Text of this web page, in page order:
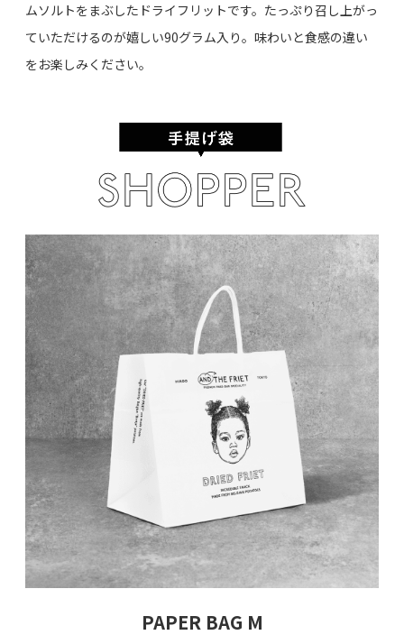
ムソルトをまぶしたドライフリットです。たっぷり召し上がっ
ていただけるのが嬉しい90グラム入り。味わいと食感の違い
をお楽しみください。
PAPER BAG M